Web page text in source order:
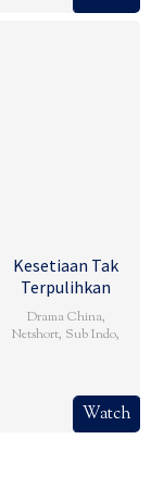
Kesetiaan Tak
Terpulihkan
Drama China,
Netshort, Sub Indo,
Watch